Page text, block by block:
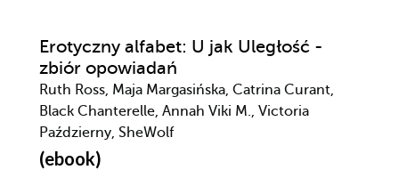
Erotyczny alfabet: U jak Uległość -
zbiór opowiadań
Ruth Ross, Maja Margasińska, Catrina Curant,
Black Chanterelle, Annah Viki M., Victoria
Październy, SheWolf
(ebook)